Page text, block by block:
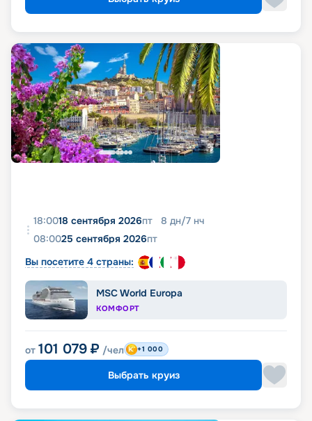
18:0018 сентября 2026пт 8 дн/7 нч
08:0025 сентября 2026пт
Вы посетите 4 страны:
MSC World Europa
КОМФОРТ
от 101 079 ₽ /чел +1 000
Выбрать круиз